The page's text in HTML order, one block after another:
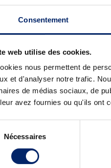
Consentement
web utilise des cookies.
nous permettent de
et d'analyser notre trafic.
de médias sociaux, de
avez fournies ou qu'ils ont
Nécessaires
de la vitamine C et
qui préfèrent une
Ne contient ni